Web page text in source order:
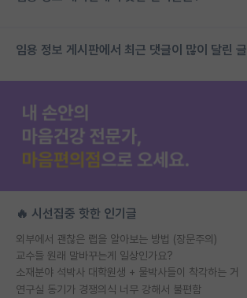
임용 정보 게시판에서 최근 댓글이 많이 달린 글
🔥 시선집중 핫한 인기글
외부에서 괜찮은 랩을 알아보는 방법 (장문주의)
교수들 원래 말바꾸는게 일상인가요?
소재분야 석박사 대학원생 + 물박사들이 착각하는 거
연구실 동기가 경쟁의식 너무 강해서 불편함